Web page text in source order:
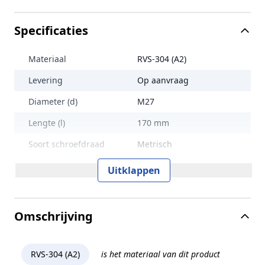
Specificaties
Materiaal
RVS-304 (A2)
Levering
Op aanvraag
Diameter (d)
M27
Lengte (l)
170 mm
Soort schroefdraad
Metrisch
Sterkteklasse
70
Uitklappen
Omschrijving
RVS-304 (A2) is het materiaal van dit product